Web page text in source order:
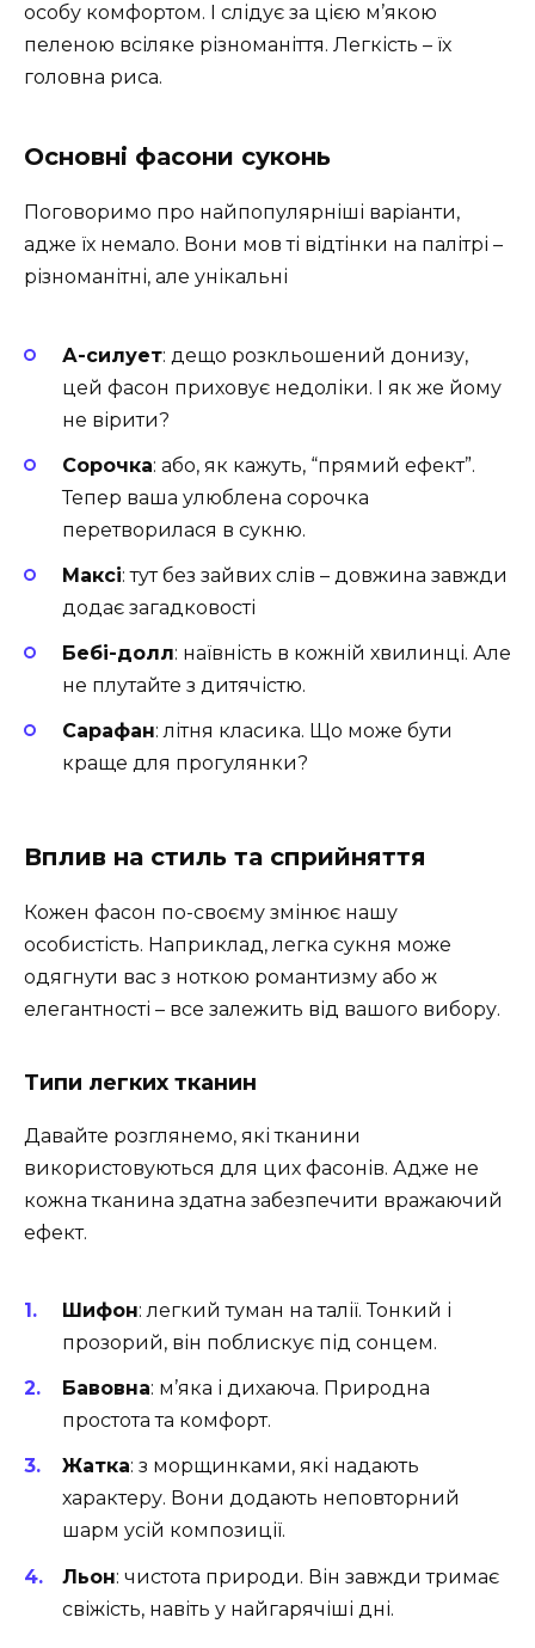
особу комфортом. І слідує за цією м’якою
пеленою всіляке різноманіття. Легкість – їх
головна риса.
Основні фасони суконь
Поговоримо про найпопулярніші варіанти,
адже їх немало. Вони мов ті відтінки на палітрі –
різноманітні, але унікальні
А-силует: дещо розкльошений донизу,
цей фасон приховує недоліки. І як же йому
не вірити?
Сорочка: або, як кажуть, “прямий ефект”.
Тепер ваша улюблена сорочка
перетворилася в сукню.
Максі: тут без зайвих слів – довжина завжди
додає загадковості
Бебі-долл: наївність в кожній хвилинці. Але
не плутайте з дитячістю.
Сарафан: літня класика. Що може бути
краще для прогулянки?
Вплив на стиль та сприйняття
Кожен фасон по-своєму змінює нашу
особистість. Наприклад, легка сукня може
одягнути вас з ноткою романтизму або ж
елегантності – все залежить від вашого вибору.
Типи легких тканин
Давайте розглянемо, які тканини
використовуються для цих фасонів. Адже не
кожна тканина здатна забезпечити вражаючий
ефект.
Шифон: легкий туман на талії. Тонкий і
прозорий, він поблискує під сонцем.
Бавовна: м’яка і дихаюча. Природна
простота та комфорт.
Жатка: з морщинками, які надають
характеру. Вони додають неповторний
шарм усій композиції.
Льон: чистота природи. Він завжди тримає
свіжість, навіть у найгарячіші дні.